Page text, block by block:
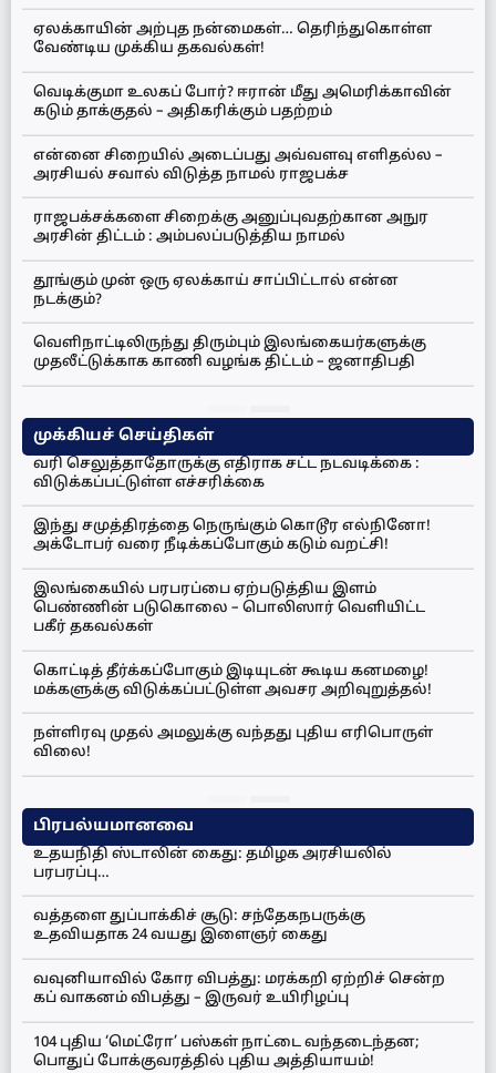
ஏலக்காயின் அற்புத நன்மைகள்… தெரிந்துகொள்ள
வேண்டிய முக்கிய தகவல்கள்!
வெடிக்குமா உலகப் போர்? ஈரான் மீது அமெரிக்காவின்
கடும் தாக்குதல் – அதிகரிக்கும் பதற்றம்
என்னை சிறையில் அடைப்பது அவ்வளவு எளிதல்ல –
அரசியல் சவால் விடுத்த நாமல் ராஜபக்ச
ராஜபக்சக்களை சிறைக்கு அனுப்புவதற்கான அநுர
அரசின் திட்டம் : அம்பலப்படுத்திய நாமல்
தூங்கும் முன் ஒரு ஏலக்காய் சாப்பிட்டால் என்ன
நடக்கும்?
வெளிநாட்டிலிருந்து திரும்பும் இலங்கையர்களுக்கு
முதலீட்டுக்காக காணி வழங்க திட்டம் – ஜனாதிபதி
முக்கியச் செய்திகள்
வரி செலுத்தாதோருக்கு எதிராக சட்ட நடவடிக்கை :
விடுக்கப்பட்டுள்ள எச்சரிக்கை
இந்து சமுத்திரத்தை நெருங்கும் கொடூர எல்நினோ!
அக்டோபர் வரை நீடிக்கப்போகும் கடும் வறட்சி!
இலங்கையில் பரபரப்பை ஏற்படுத்திய இளம்
பெண்ணின் படுகொலை – பொலிஸார் வெளியிட்ட
பகீர் தகவல்கள்
கொட்டித் தீர்க்கப்போகும் இடியுடன் கூடிய கனமழை!
மக்களுக்கு விடுக்கப்பட்டுள்ள அவசர அறிவுறுத்தல்!
நள்ளிரவு முதல் அமலுக்கு வந்தது புதிய எரிபொருள்
விலை!
பிரபல்யமானவை
உதயநிதி ஸ்டாலின் கைது: தமிழக அரசியலில்
பரபரப்பு…
வத்தளை துப்பாக்கிச் சூடு: சந்தேகநபருக்கு
உதவியதாக 24 வயது இளைஞர் கைது
வவுனியாவில் கோர விபத்து: மரக்கறி ஏற்றிச் சென்ற
கப் வாகனம் விபத்து – இருவர் உயிரிழப்பு
104 புதிய ‘மெட்ரோ’ பஸ்கள் நாட்டை வந்தடைந்தன;
பொதுப் போக்குவரத்தில் புதிய அத்தியாயம்!